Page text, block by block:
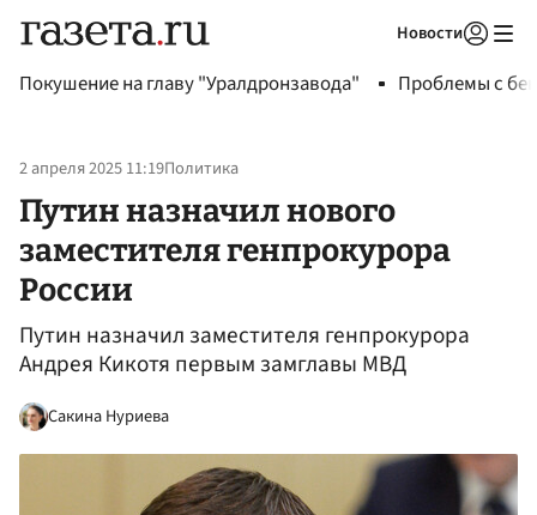
Новости
Покушение на главу "Уралдронзавода" Проблемы с
2 апреля 2025 11:19Политика
Путин назначил нового
заместителя генпрокурора
России
Путин назначил заместителя генпрокурора
Андрея Кикотя первым замглавы МВД
Сакина Нуриева